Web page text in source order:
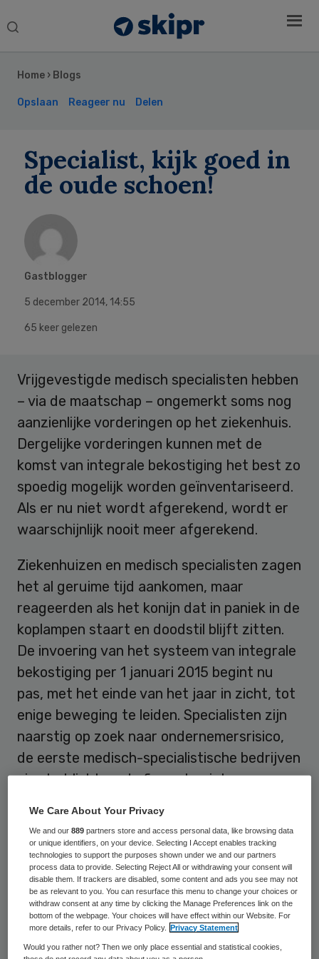
Search
Home › Blogs
Opslaan Reageer nu Delen
Specialist, kijk goed in
de oude schoen!
Gastblogger
5 december 2014, 14:55
65 keer gelezen
Vrijgevestigde medisch specialisten hebben
– via de maatschap – ongemerkt soms nog
aanzienlijke vorderingen op het ziekenhuis.
Dergelijke vorderingen kunnen met de
komst van integrale bekostiging het best zo
spoedig mogelijk worden geïnventariseerd.
Als er nu niet wordt afgerekend, wordt er
waarschijnlijk nooit meer afgerekend.
Ziekenhuizen en medisch specialisten zagen
het al geruime tijd aankomen, maar
reageerden als het konijn dat in paniek in de
koplampen staart en doodstil blijft zitten.
De invoering van het systeem van integrale
bekostiging per 1 januari 2015 begint nu
pas, met het einde van het jaar in zicht, tot
enige beweging te leiden. Specialisten zijn
naarstig op zoek naar ondernemersrisico,
de eerste medisch-specialistische bedrijven
zien het licht en de fiscus begint
beantwoorden. Wanneer de ontwikkelingen
in dit tempo doorgaan, beloven het
bedrijvige Kerstdagen te worden.
Verleden
Het is, alleen al vanwege de
Sidebar
We Care About Your Privacy
We and our889 partners store and access personal data, like browsing data
or unique identifiers, on your device. Selecting I Accept enables tracking
technologies to support the purposes shown under we and our partners
process data to provide. Selecting Reject All or withdrawing your consent will
disable them. If trackers are disabled, some content and ads you see may not
be as relevant to you. You can resurface this menu to change your choices or
withdraw consent at any time by clicking the Manage Preferences link on the
bottom of the webpage. Your choices will have effect within our Website. For
more details, refer to our Privacy Policy.
Privacy Statement
Would you rather not? Then we only place essential and statistical cookies,